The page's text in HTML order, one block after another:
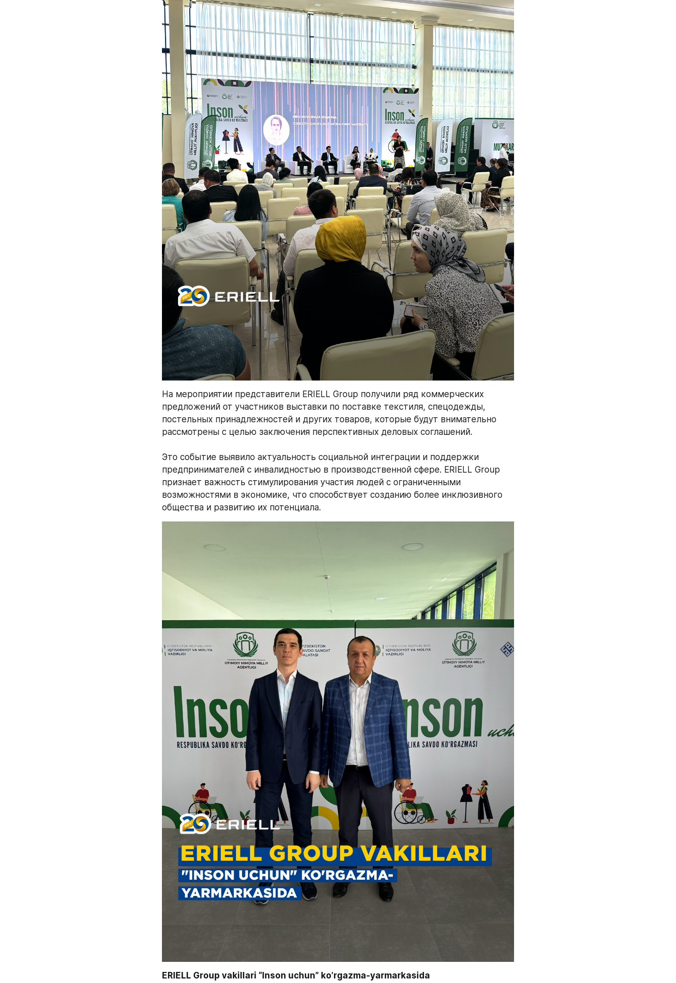
На мероприятии представители ERIELL Group получили ряд коммерческих
предложений от участников выставки по поставке текстиля, спецодежды,
постельных принадлежностей и других товаров, которые будут внимательно
рассмотрены с целью заключения перспективных деловых соглашений.
Это событие выявило актуальность социальной интеграции и поддержки
предпринимателей с инвалидностью в производственной сфере. ERIELL Group
признает важность стимулирования участия людей с ограниченными
возможностями в экономике, что способствует созданию более инклюзивного
общества и развитию их потенциала.
ERIELL Group vakillari “Inson uchun” ko’rgazma-yarmarkasida